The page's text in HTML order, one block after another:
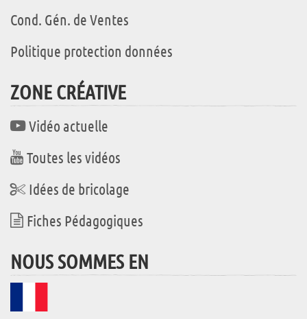
Cond. Gén. de Ventes
Politique protection données
ZONE CRÉATIVE
Vidéo actuelle
Toutes les vidéos
Idées de bricolage
Fiches Pédagogiques
NOUS SOMMES EN